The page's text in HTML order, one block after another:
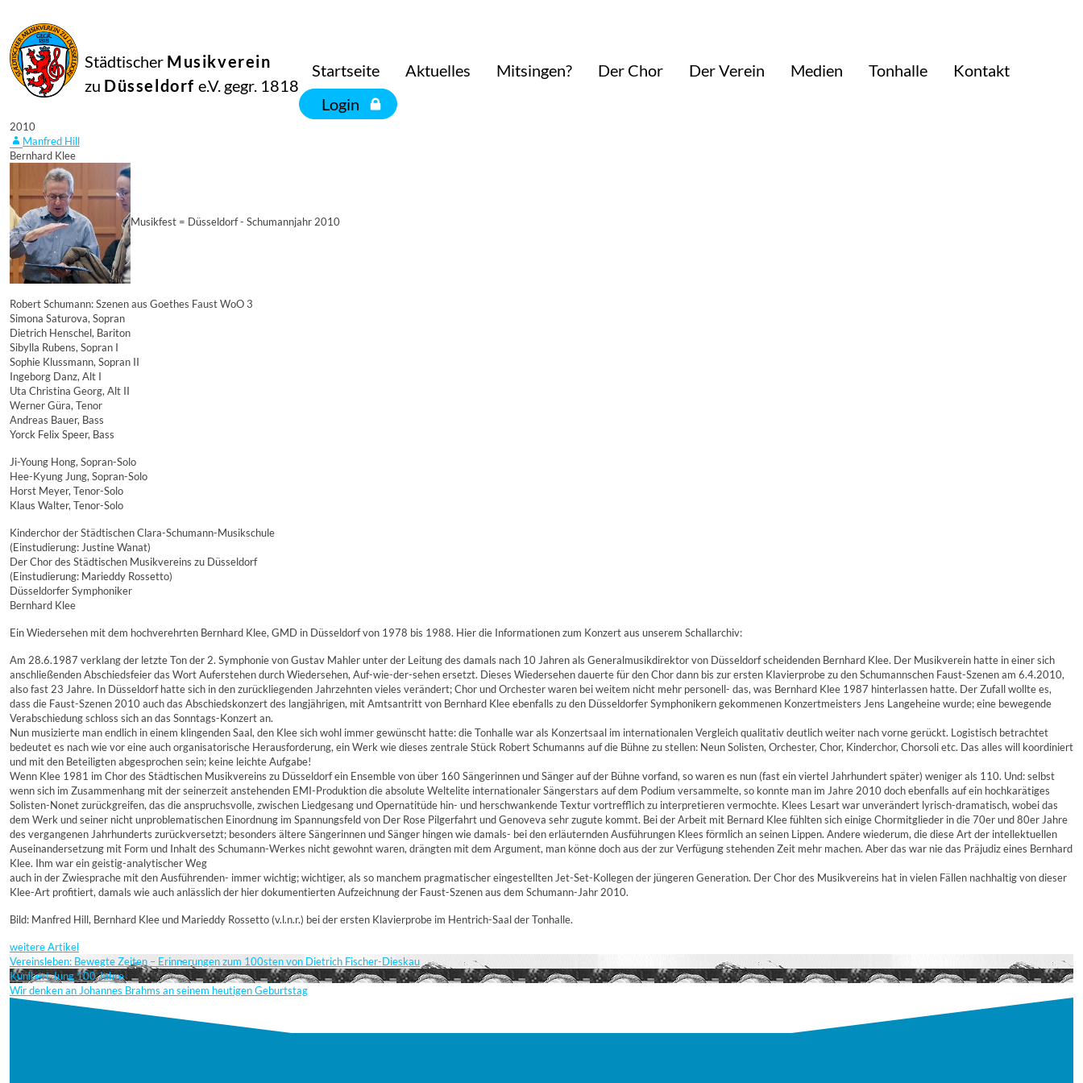
Städtischer Musikverein
zu Düsseldorf e.V. gegr. 1818
Startseite Aktuelles Mitsingen? Der Chor Der Verein Medien Tonhalle
Kontakt
Login
2010
Manfred Hill
Bernhard Klee
Musikfest = Düsseldorf - Schumannjahr 2010
Robert Schumann: Szenen aus Goethes Faust WoO 3
Simona Saturova, Sopran
Dietrich Henschel, Bariton
Sibylla Rubens, Sopran I
Sophie Klussmann, Sopran II
Ingeborg Danz, Alt I
Uta Christina Georg, Alt II
Werner Güra, Tenor
Andreas Bauer, Bass
Yorck Felix Speer, Bass
Ji-Young Hong, Sopran-Solo
Hee-Kyung Jung, Sopran-Solo
Horst Meyer, Tenor-Solo
Klaus Walter, Tenor-Solo
Kinderchor der Städtischen Clara-Schumann-Musikschule
(Einstudierung: Justine Wanat)
Der Chor des Städtischen Musikvereins zu Düsseldorf
(Einstudierung: Marieddy Rossetto)
Düsseldorfer Symphoniker
Bernhard Klee
Ein Wiedersehen mit dem hochverehrten Bernhard Klee, GMD in Düsseldorf von 1978 bis 1988. Hier die Informationen zum Konzert aus unserem Schallarchiv:
Am 28.6.1987 verklang der letzte Ton der 2. Symphonie von Gustav Mahler unter der Leitung des damals nach 10 Jahren als Generalmusikdirektor von Düsseldorf scheidenden Bernhard Klee. Der Musikverein hatte in einer sich
anschließenden Abschiedsfeier das Wort Auferstehen durch Wiedersehen, Auf-wie-der-sehen ersetzt. Dieses Wiedersehen dauerte für den Chor dann bis zur ersten Klavierprobe zu den Schumannschen Faust-Szenen am 6.4.2010,
also fast 23 Jahre. In Düsseldorf hatte sich in den zurückliegenden Jahrzehnten vieles verändert; Chor und Orchester waren bei weitem nicht mehr personell- das, was Bernhard Klee 1987 hinterlassen hatte. Der Zufall wollte es,
dass die Faust-Szenen 2010 auch das Abschiedskonzert des langjährigen, mit Amtsantritt von Bernhard Klee ebenfalls zu den Düsseldorfer Symphonikern gekommenen Konzertmeisters Jens Langeheine wurde; eine bewegende
Verabschiedung schloss sich an das Sonntags-Konzert an.
Nun musizierte man endlich in einem klingenden Saal, den Klee sich wohl immer gewünscht hatte: die Tonhalle war als Konzertsaal im internationalen Vergleich qualitativ deutlich weiter nach vorne gerückt. Logistisch betrachtet
bedeutet es nach wie vor eine auch organisatorische Herausforderung, ein Werk wie dieses zentrale Stück Robert Schumanns auf die Bühne zu stellen: Neun Solisten, Orchester, Chor, Kinderchor, Chorsoli etc. Das alles will koordiniert
und mit den Beteiligten abgesprochen sein; keine leichte Aufgabe!
Wenn Klee 1981 im Chor des Städtischen Musikvereins zu Düsseldorf ein Ensemble von über 160 Sängerinnen und Sänger auf der Bühne vorfand, so waren es nun (fast ein viertel Jahrhundert später) weniger als 110. Und: selbst
wenn sich im Zusammenhang mit der seinerzeit anstehenden EMI-Produktion die absolute Weltelite internationaler Sängerstars auf dem Podium versammelte, so konnte man im Jahre 2010 doch ebenfalls auf ein hochkarätiges
Solisten-Nonet zurückgreifen, das die anspruchsvolle, zwischen Liedgesang und Opernatitüde hin- und herschwankende Textur vortrefflich zu interpretieren vermochte. Klees Lesart war unverändert lyrisch-dramatisch, wobei das
dem Werk und seiner nicht unproblematischen Einordnung im Spannungsfeld von Der Rose Pilgerfahrt und Genoveva sehr zugute kommt. Bei der Arbeit mit Bernard Klee fühlten sich einige Chormitglieder in die 70er und 80er Jahre
des vergangenen Jahrhunderts zurückversetzt; besonders ältere Sängerinnen und Sänger hingen wie damals- bei den erläuternden Ausführungen Klees förmlich an seinen Lippen. Andere wiederum, die diese Art der intellektuellen
Auseinandersetzung mit Form und Inhalt des Schumann-Werkes nicht gewohnt waren, drängten mit dem Argument, man könne doch aus der zur Verfügung stehenden Zeit mehr machen. Aber das war nie das Präjudiz eines Bernhard
Klee. Ihm war ein geistig-analytischer Weg
auch in der Zwiesprache mit den Ausführenden- immer wichtig; wichtiger, als so manchem pragmatischer eingestellten Jet-Set-Kollegen der jüngeren Generation. Der Chor des Musikvereins hat in vielen Fällen nachhaltig von dieser
Klee-Art profitiert, damals wie auch anlässlich der hier dokumentierten Aufzeichnung der Faust-Szenen aus dem Schumann-Jahr 2010.
Bild: Manfred Hill, Bernhard Klee und Marieddy Rossetto (v.l.n.r.) bei der ersten Klavierprobe im Hentrich-Saal der Tonhalle.
weitere Artikel
Vereinsleben: Bewegte Zeiten – Erinnerungen zum 100sten von Dietrich Fischer-Dieskau
Kunibert Jung 100 Jahre
Wir denken an Johannes Brahms an seinem heutigen Geburtstag